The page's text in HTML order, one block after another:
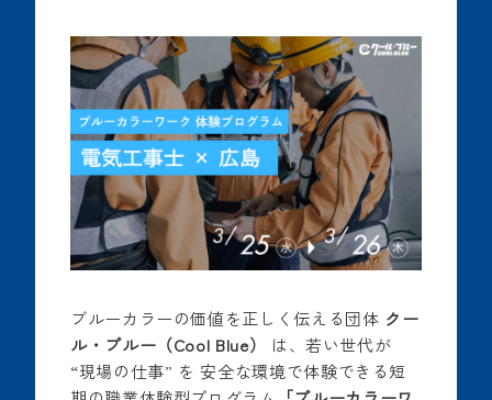
ブルーカラーの価値を正しく伝える団体 クー
ル・ブルー（Cool Blue）
は、若い世代が
“現場の仕事” を 安全な環境で体験できる短